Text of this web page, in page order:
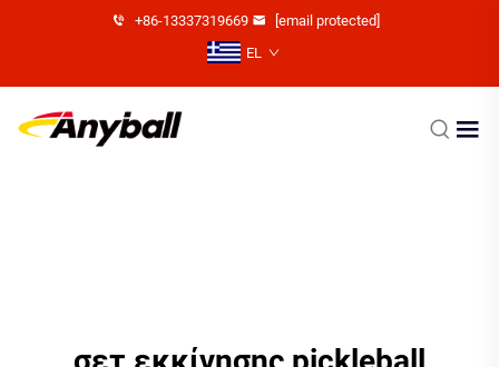
+86-13337319669
[email protected]
EL